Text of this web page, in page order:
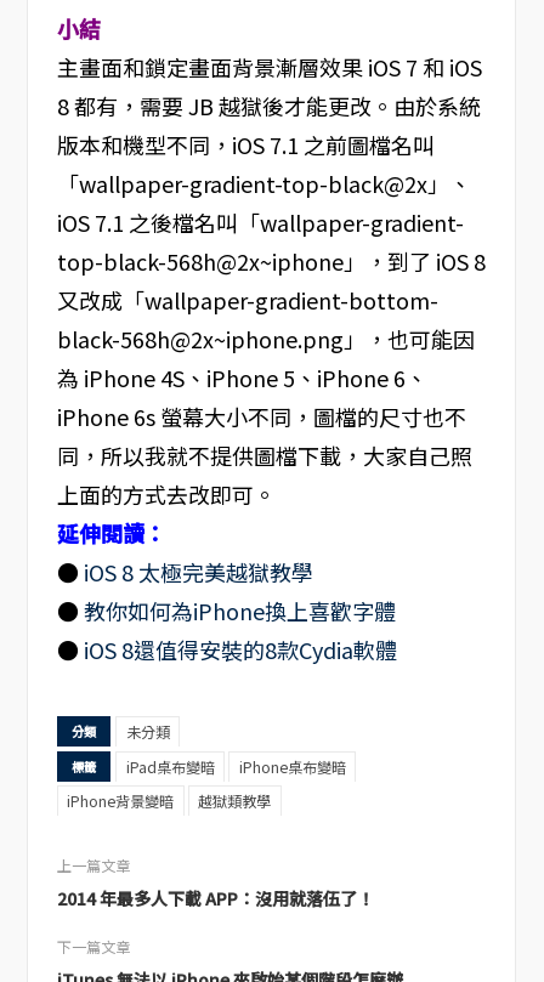
小結
主畫面和鎖定畫面背景漸層效果 iOS 7 和 iOS
8 都有，需要 JB 越獄後才能更改。由於系統
版本和機型不同，iOS 7.1 之前圖檔名叫
「wallpaper-gradient-top-black@2x」、
iOS 7.1 之後檔名叫「wallpaper-gradient-
top-black-568h@2x~iphone」，到了 iOS 8
又改成「wallpaper-gradient-bottom-
black-568h@2x~iphone.png」，也可能因
為 iPhone 4S、iPhone 5、iPhone 6、
iPhone 6s 螢幕大小不同，圖檔的尺寸也不
同，所以我就不提供圖檔下載，大家自己照
上面的方式去改即可。
延伸閱讀：
● iOS 8 太極完美越獄教學
●教你如何為iPhone換上喜歡字體
● iOS 8還值得安裝的8款Cydia軟體
分類 未分類
標籤 iPad桌布變暗
iPhone桌布變暗
iPhone背景變暗
越獄類教學
上一篇文章
2014 年最多人下載 APP：沒用就落伍了！
下一篇文章